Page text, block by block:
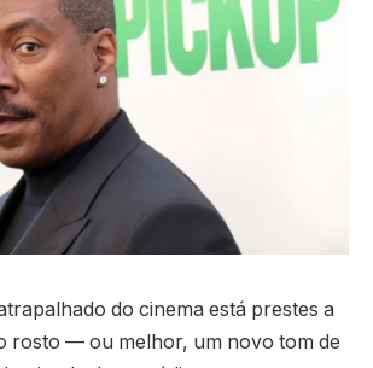
do cinema está prestes a
rosto — ou melhor, um novo tom de